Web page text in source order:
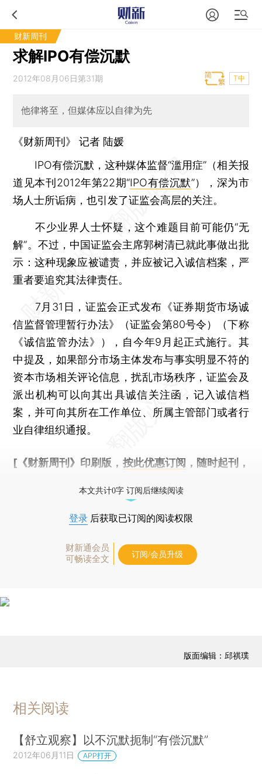
财新周刊
求解IPO有偿沉默
2012年08月06日第31期 T中
他律将至，但媒体应以自律为先
《财新周刊》 记者 陆媛
IPO有偿沉默，这种媒体监督“滥用症”（相关报
道见本刊2012年第22期“IPO有偿沉默”），深为市
场人士所诟病，也引发了证监会高层的关注。
不少业界人士怀疑，这个难题目前可能仍“无
解”。不过，中国证监会主席郭树清已就此事做出批
示：这种现象应被谴责，并应被记入诚信档案，严
重者要追究其法律责任。
7月31日，证监会正式发布《证券期货市场诚
信监督管理暂行办法》（证监会第80号令）（下称
《诚信监管办法》），自今年9月起正式施行。其
中提及，如果部分市场主体发布与事实明显不符的
资本市场相关评论信息，扰乱市场秩序，证监会及
派出机构可以向其出具诚信关注函，记入诚信档
案，并可向其所在工作单位、所属主管部门或者行
业自律组织通报。
[《财新周刊》印刷版， 按此优惠订阅 ，随时起刊，
本文共计0字 订阅后继续阅读
登录 后获取已订阅的阅读权限
财新通会员
可畅读全文
订阅/会员升级
版面编辑：邱祺璞
相关阅读
【舒立观察】以不沉默扼制“有偿沉默”
2012年06月11日 APP打开